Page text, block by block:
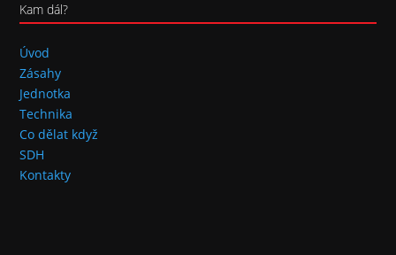
Kam dál?
Úvod
Zásahy
Jednotka
Technika
Co dělat když
SDH
Kontakty